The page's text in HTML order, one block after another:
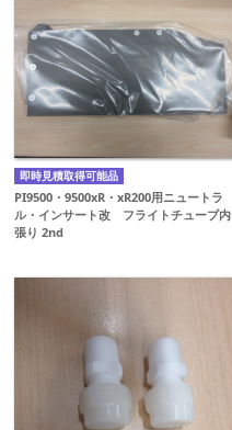
即時見積取得可能品
PI9500・9500xR・xR200用ニュートラ
ル・インサート改 フライトチューブ内
張り 2nd